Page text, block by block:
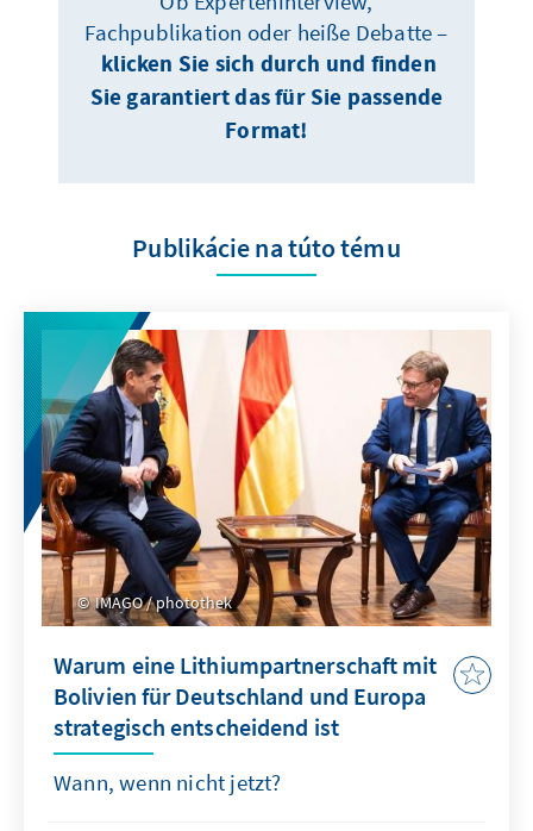
Fachpublikation oder heiße Debatte –
klicken Sie sich durch und finden
Sie garantiert das für Sie passende
Format!
Publikácie na túto tému
IMAGO / photothek
Warum eine Lithiumpartnerschaft mit
Bolivien für Deutschland und Europa
strategisch entscheidend ist
Wann, wenn nicht jetzt?